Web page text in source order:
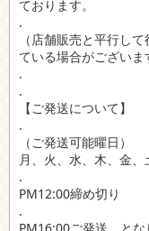
ております。
.
（店舗販売と平行し
ている場合がございま
.
.
【ご発送について】
.
（ご発送可能曜日）
月、火、水、木、金、
.
PM12:00締め切り
.